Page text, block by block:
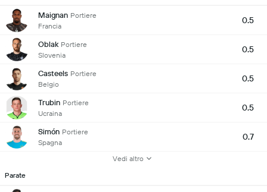
Maignan Portiere
Francia
0.5
Oblak Portiere
Slovenia
0.5
Casteels Portiere
Belgio
0.5
Trubin Portiere
Ucraina
0.5
Simón Portiere
Spagna
0.7
Vedi altro
Parate